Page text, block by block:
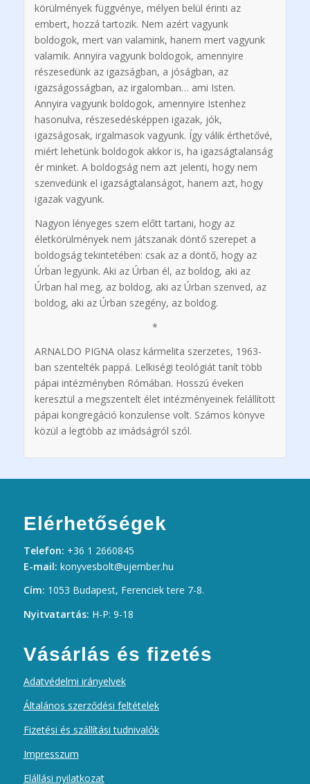
körülmények függvénye, mélyen belül érinti az
embert, hozzá tartozik. Nem azért vagyunk
boldogok, mert van valamink, hanem mert vagyunk
valamik. Annyira vagyunk boldogok, amennyire
részesedünk az igazságban, a jóságban, az
igazságosságban, az irgalomban… ami Isten.
Annyira vagyunk boldogok, amennyire Istenhez
hasonulva, részesedésképpen igazak, jók,
igazságosak, irgalmasok vagyunk. Így válik érthetővé,
miért lehetünk boldogok akkor is, ha igazságtalanság
ér minket. A boldogság nem azt jelenti, hogy nem
szenvedünk el igazságtalanságot, hanem azt, hogy
igazak vagyunk.
Nagyon lényeges szem előtt tartani, hogy az
életkörülmények nem játszanak döntő szerepet a
boldogság tekintetében: csak az a döntő, hogy az
Úrban legyünk. Aki az Úrban él, az boldog, aki az
Úrban hal meg, az boldog, aki az Úrban szenved, az
boldog, aki az Úrban szegény, az boldog.
*
ARNALDO PIGNA olasz kármelita szerzetes, 1963-
ban szentelték pappá. Lelkiségi teológiát tanít több
pápai intézményben Rómában. Hosszú éveken
keresztül a megszentelt élet intézményeinek felállított
pápai kongregáció konzulense volt. Számos könyve
közül a legtöbb az imádságról szól.
Elérhetőségek
Telefon: +36 1 2660845
E-mail: konyvesbolt@ujember.hu
Cím: 1053 Budapest, Ferenciek tere 7-8.
Nyitvatartás: H-P: 9-18
Vásárlás és fizetés
Adatvédelmi irányelvek
Általános szerződési feltételek
Fizetési és szállítási tudnivalók
Impresszum
Elállási nyilatkozat